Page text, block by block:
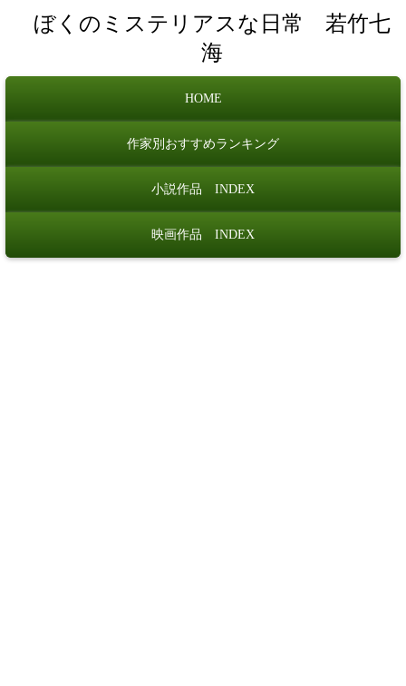
ぼくのミステリアスな日常 若竹七
海
HOME
作家別おすすめランキング
小説作品 INDEX
映画作品 INDEX